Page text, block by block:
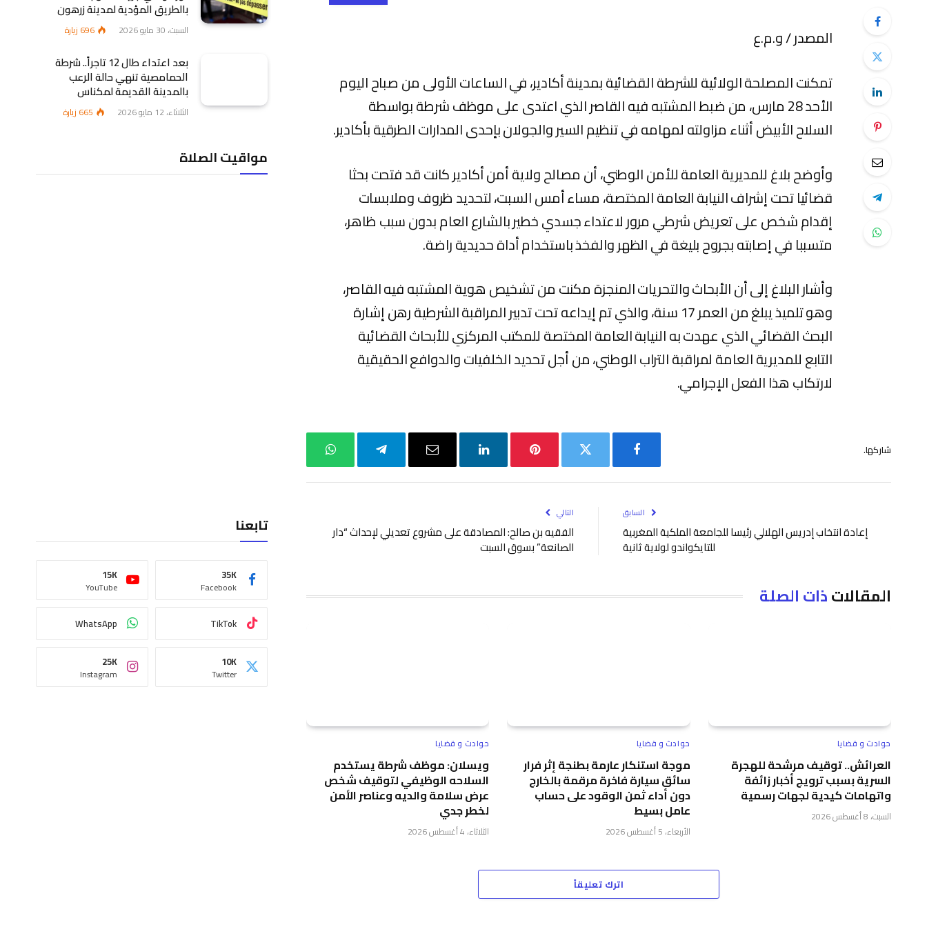
المصدر / و.م.ع
تمكنت المصلحة الولائية للشرطة القضائية بمدينة أكادير، في الساعات الأولى من صباح اليوم
الأحد 28 مارس، من ضبط المشتبه فيه القاصر الذي اعتدى على موظف شرطة بواسطة
السلاح الأبيض أثناء مزاولته لمهامه في تنظيم السير والجولان بإحدى المدارات الطرقية بأكادير.
وأوضح بلاغ للمديرية العامة للأمن الوطني، أن مصالح ولاية أمن أكادير كانت قد فتحت بحثا
قضائيا تحت إشراف النيابة العامة المختصة، مساء أمس السبت، لتحديد ظروف وملابسات
إقدام شخص على تعريض شرطي مرور لاعتداء جسدي خطير بالشارع العام بدون سبب ظاهر،
متسببا في إصابته بجروح بليغة في الظهر والفخذ باستخدام أداة حديدية راضة.
وأشار البلاغ إلى أن الأبحاث والتحريات المنجزة مكنت من تشخيص هوية المشتبه فيه القاصر،
وهو تلميذ يبلغ من العمر 17 سنة، والذي تم إيداعه تحت تدبير المراقبة الشرطية رهن إشارة
البحث القضائي الذي عهدت به النيابة العامة المختصة للمكتب المركزي للأبحاث القضائية
التابع للمديرية العامة لمراقبة التراب الوطني، من أجل تحديد الخلفيات والدوافع الحقيقية
لارتكاب هذا الفعل الإجرامي.
شاركها.
السابق
إعادة انتخاب إدريس الهلالي رئيسا للجامعة الملكية المغربية
للتايكواندو لولاية ثانية
التالي
الفقيه بن صالح: المصادقة على مشروع تعديلي لإحداث “دار
الصانعة” بسوق السبت
المقالاتذات الصلة
حوادث و قضايا
العرائش.. توقيف مرشحة للهجرة
السرية بسبب ترويج أخبار زائفة
واتهامات كيدية لجهات رسمية
السبت، 8 أغسطس 2026
حوادث و قضايا
موجة استنكار عارمة بطنجة إثر فرار
سائق سيارة فاخرة مرقمة بالخارج
دون أداء ثمن الوقود على حساب
عامل بسيط
الأربعاء، 5 أغسطس 2026
حوادث و قضايا
ويسلان: موظف شرطة يستخدم
السلاحه الوظيفي لتوقيف شخص
عرض سلامة والديه وعناصر الأمن
لخطر جدي
الثلاثاء، 4 أغسطس 2026
اترك تعليقاً
بالطريق المؤدية لمدينة زرهون
السبت، 30 مايو 2026 696 زيارة
بعد اعتداء طال 12 تاجراً.. شرطة
الحمامصية تنهي حالة الرعب
بالمدينة القديمة لمكناس
الثلاثاء، 12 مايو 2026 665 زيارة
مواقيت الصلاة
تابعنا
Facebook
35K
YouTube
15K
TikTok
WhatsApp
Twitter
10K
Instagram
25K